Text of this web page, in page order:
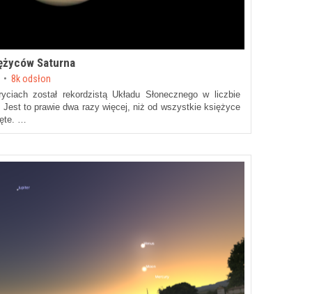
Saturna
8k odsłon
został rekordzistą Układu Słonecznego w liczbie
to prawie dwa razy więcej, niż od wszystkie księżyce
…